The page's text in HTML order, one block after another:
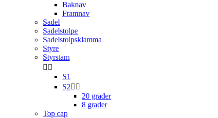
Baknav
Framnav
Sadel
Sadelstolpe
Sadelstolpsklamma
Styre
Styrstam
 
S1
S2 
20 grader
8 grader
Top cap